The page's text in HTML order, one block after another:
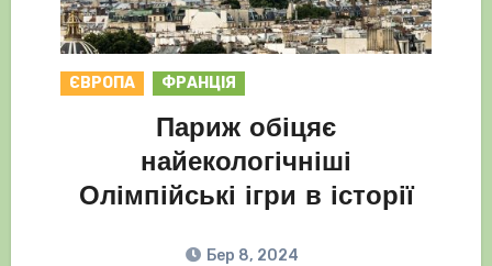
ЄВРОПА ФРАНЦІЯ
Париж обіцяє
найекологічніші
Олімпійські ігри в історії
Бер 8, 2024